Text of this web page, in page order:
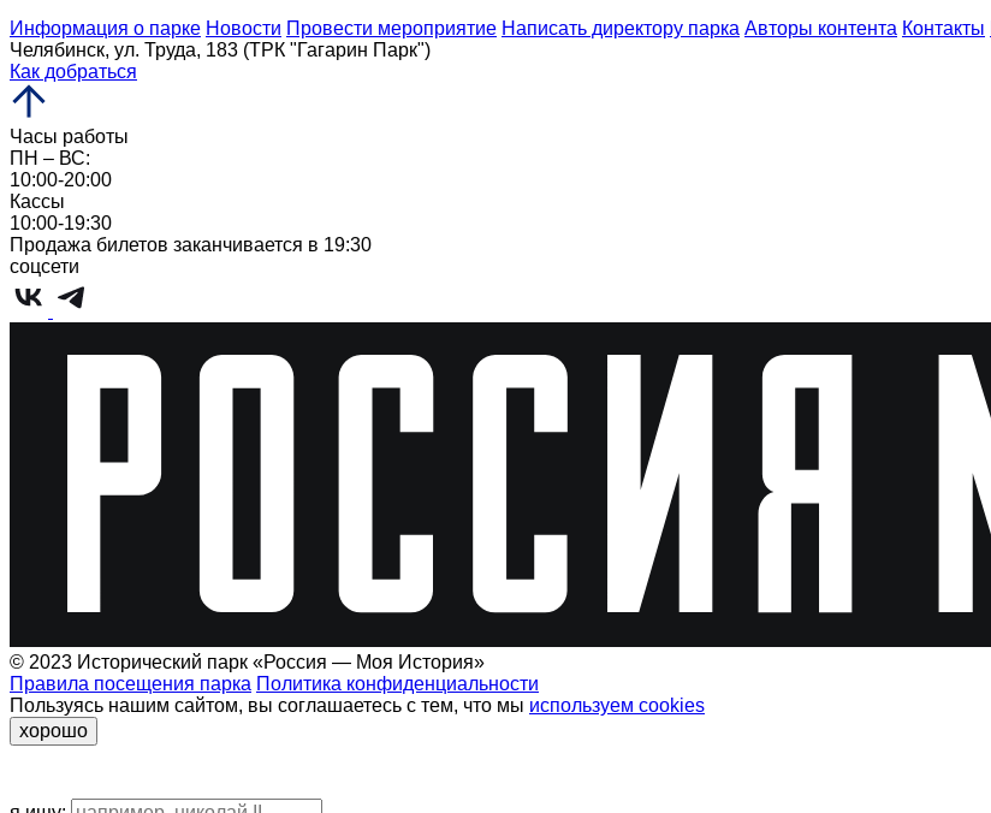
Информация о парке Новости Провести мероприятие Написать директору парка Авторы контента Контакты
Челябинск, ул. Труда, 183 (ТРК "Гагарин Парк")
Как добраться
Часы работы
ПН – ВС:
10:00-20:00
Кассы
10:00-19:30
Продажа билетов заканчивается в 19:30
соцсети
© 2023 Исторический парк «Россия — Моя История»
Правила посещения парка Политика конфиденциальности
Пользуясь нашим сайтом, вы соглашаетесь с тем, что мы используем cookies
хорошо